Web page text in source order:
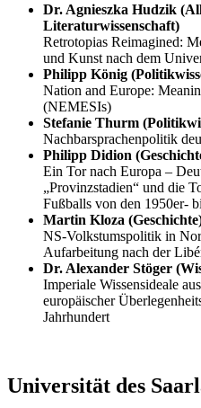
Dr. Agnieszka Hudzik
Literaturwissenschaft)
Retrotopias Reimagined:
und Kunst nach dem
Philipp König
Nation and Europe:
(NEMESIs)
Stefanie Thurm
Nachbarsprachenpolitik
Philipp Didion
Ein Tor nach Europa –
„Provinzstadien“ und die
Fußballs von den 1950er-
Martin Kloza
NS-Volkstumspolitik in
Aufarbeitung nach der
Dr. Alexander Stöger
Imperiale Wissensideale
europäischer
Jahrhundert
Universität des